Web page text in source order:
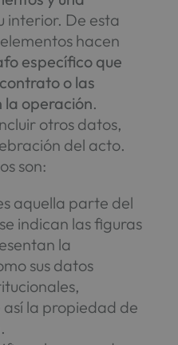
interior. De esta
hacen
específico que
o las
la operación.
otros datos,
del acto.
son:
aquella parte del
indican las figuras
la
sus datos
la propiedad de